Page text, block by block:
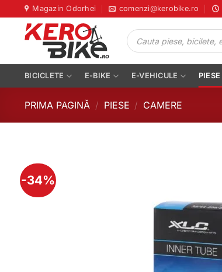
to
content
Magazin Odorhei comenzi@kerobike.ro
Products
search
BICICLETE E-BIKE E-VEHICULE PIESE
PRIMA PAGINĂ / PIESE / CAMERE
-34%